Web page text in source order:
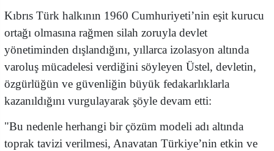
Kıbrıs Türk halkının 1960 Cumhuriyeti’nin eşit kurucu
ortağı olmasına rağmen silah zoruyla devlet
yönetiminden dışlandığını, yıllarca izolasyon altında
varoluş mücadelesi verdiğini söyleyen Üstel, devletin,
özgürlüğün ve güvenliğin büyük fedakarlıklarla
kazanıldığını vurgulayarak şöyle devam etti:
"Bu nedenle herhangi bir çözüm modeli adı altında
toprak tavizi verilmesi, Anavatan Türkiye’nin etkin ve